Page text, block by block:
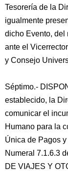
Tesorería de la
igualmente
dicho Evento, del
ante el
y Consejo
Séptimo.-
establecido, la
comunicar el
Humano para la
Única de Pagos
Numeral 7.1.6.3
DE VIAJES Y